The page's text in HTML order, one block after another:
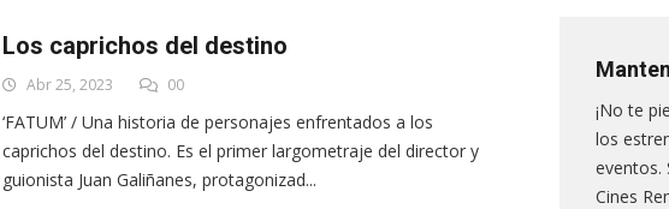
Los caprichos del destino
Abr 25, 2023 00
‘FATUM’ / Una historia de personajes enfrentados a los
caprichos del destino. Es el primer largometraje del director y
guionista Juan Galiñanes, protagonizad...
¡No te
los
eventos.
Cines